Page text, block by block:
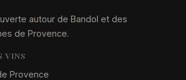
autour de Bandol et des
de Provence.
VINS
Provence